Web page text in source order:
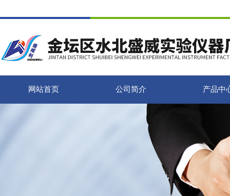
网站首页 公司简介 产品中